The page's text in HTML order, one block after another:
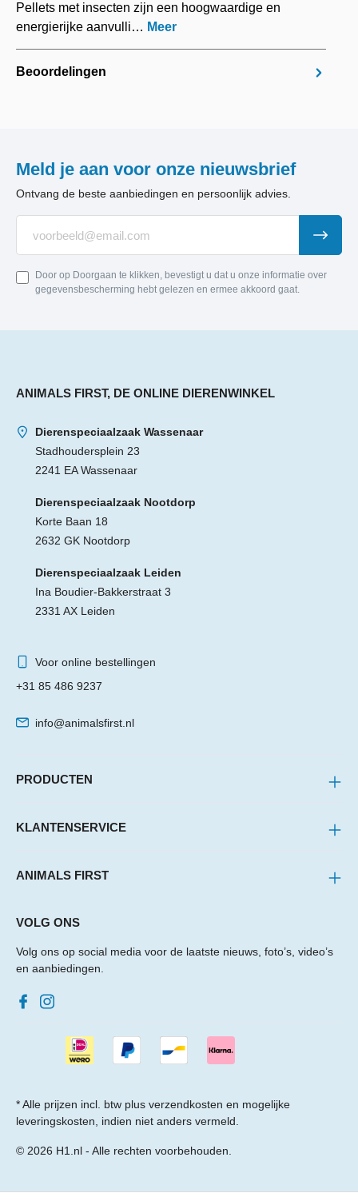
Pellets met insecten zijn een hoogwaardige en
energierijke aanvulli… Meer
Beoordelingen
Meld je aan voor onze nieuwsbrief
Ontvang de beste aanbiedingen en persoonlijk advies.
Door op Doorgaan te klikken, bevestigt u dat u onze informatie over
gegevensbescherming hebt gelezen en ermee akkoord gaat.
ANIMALS FIRST, DE ONLINE DIERENWINKEL
Dierenspeciaalzaak Wassenaar
Stadhoudersplein 23
2241 EA Wassenaar
Dierenspeciaalzaak Nootdorp
Korte Baan 18
2632 GK Nootdorp
Dierenspeciaalzaak Leiden
Ina Boudier-Bakkerstraat 3
2331 AX Leiden
Voor online bestellingen
+31 85 486 9237
info@animalsfirst.nl
PRODUCTEN
KLANTENSERVICE
ANIMALS FIRST
VOLG ONS
Volg ons op social media voor de laatste nieuws, foto’s, video’s
en aanbiedingen.
* Alle prijzen incl. btw plus verzendkosten en mogelijke
leveringskosten, indien niet anders vermeld.
© 2026 H1.nl - Alle rechten voorbehouden.